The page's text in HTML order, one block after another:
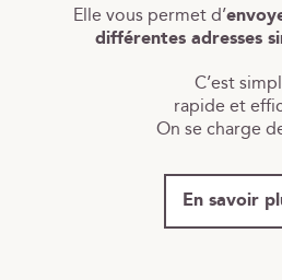
Elle vous permet d’
différentes adresses
C’est
rapide et
On se charge
En savoir